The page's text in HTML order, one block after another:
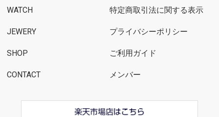
WATCH
JEWERY
SHOP
CONTACT
特定商取引法に関する表示
プライバシーポリシー
ご利用ガイド
メンバー